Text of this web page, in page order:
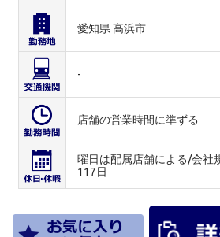
愛知県 高浜市
-
店舗の営業時間に準ずる
曜日は配属店舗による/会社
117日